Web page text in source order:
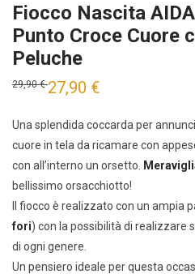
Fiocco Nascita
Punto Croce Cuore
Peluche
29,90€ 27,90 €
Una splendida coccarda per
cuore in tela da ricamare con
con all’interno un orsetto.
bellissimo orsacchiotto!
Il fiocco è realizzato con un ampia
fori) con la possibilità di realizzare
di ogni genere.
Un pensiero ideale per questa